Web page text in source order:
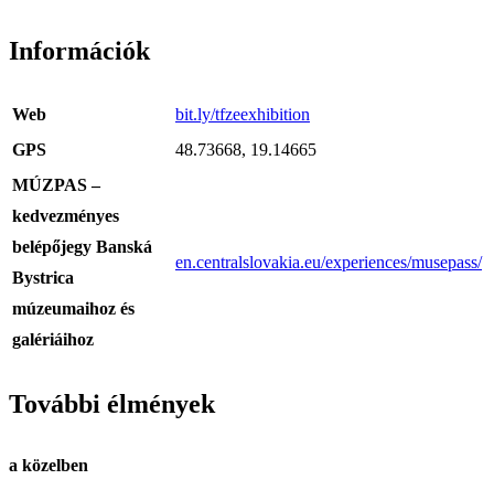
Információk
Web
bit.ly/tfzeexhibition
GPS
48.73668, 19.14665
MÚZPAS –
kedvezményes
belépőjegy Banská
Bystrica
múzeumaihoz és
galériáihoz
en.centralslovakia.eu/experiences/musepass/
További élmények
a közelben